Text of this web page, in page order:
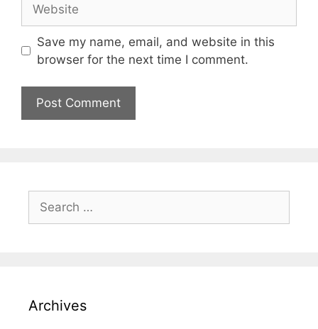
Save my name, email, and website in this
browser for the next time I comment.
Archives